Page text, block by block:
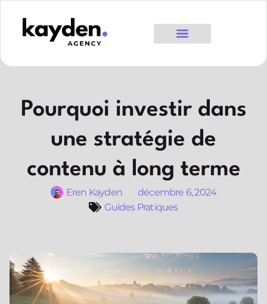
Pourquoi investir dans
une stratégie de
contenu à long terme
Eren Kayden
décembre 6, 2024
Guides Pratiques